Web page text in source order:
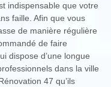
indispensable que votre
faille. Afin que vous
de manière régulière
de faire
dispose d’une longue
dans la ville
47 qu’ils